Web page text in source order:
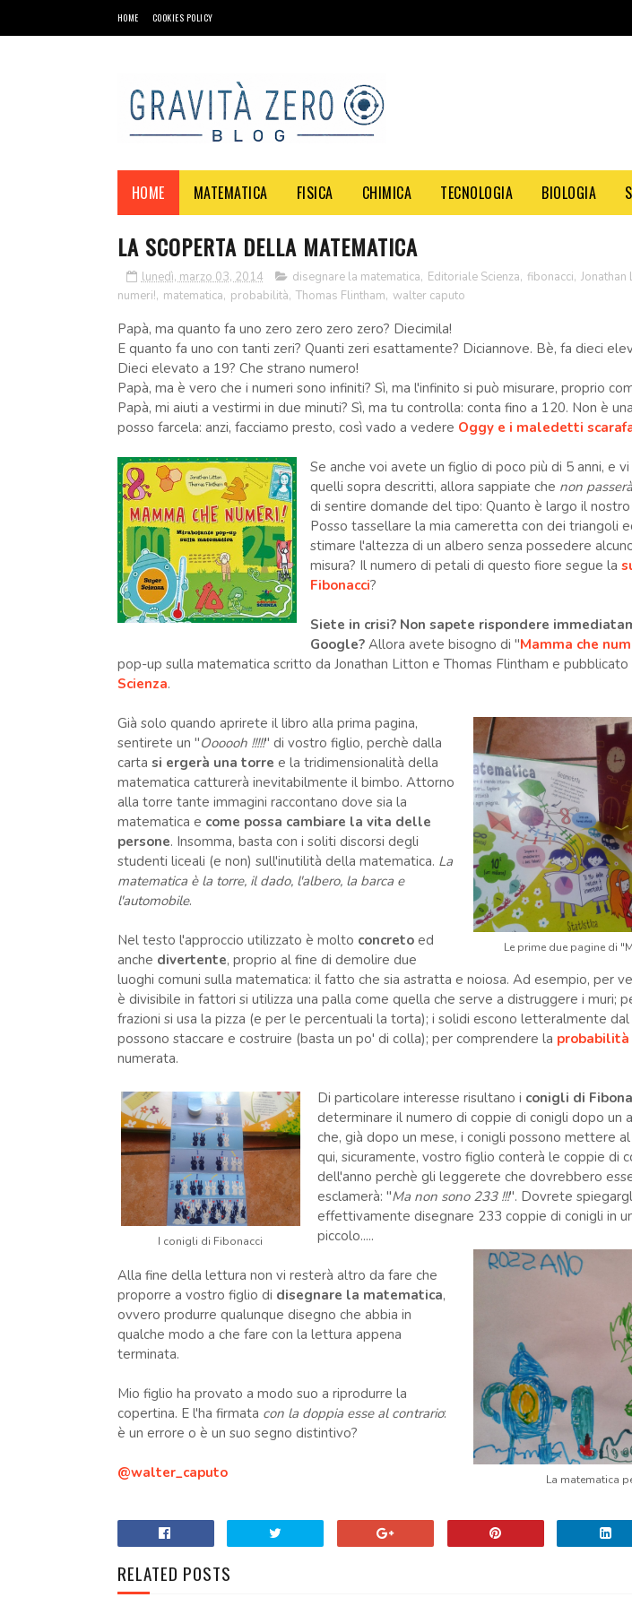
HOME COOKIES POLICY
HOME MATEMATICA FISICA CHIMICA TECNOLOGIA BIOLOGIA
LA SCOPERTA DELLA MATEMATICA
lunedì, marzo 03, 2014 disegnare la matematica, Editoriale Scienza, fibonacci, Jonathan
numeri!, matematica, probabilità, Thomas Flintham, walter caputo
Papà, ma quanto fa uno zero zero zero zero? Diecimila!
E quanto fa uno con tanti zeri? Quanti zeri esattamente? Diciannove. Bè, fa dieci
Dieci elevato a 19? Che strano numero!
Papà, ma è vero che i numeri sono infiniti? Sì, ma l'infinito si può misurare, proprio
Papà, mi aiuti a vestirmi in due minuti? Sì, ma tu controlla: conta fino a 120. Non è
posso farcela: anzi, facciamo presto, così vado a vedere Oggy e i maledetti
Se anche voi avete un figlio di poco più di 5 anni, e
quelli sopra descritti, allora sappiate che non
di sentire domande del tipo: Quanto è largo il
Posso tassellare la mia cameretta con dei triangoli
stimare l'altezza di un albero senza possedere
misura? Il numero di petali di questo fiore segue la
Fibonacci?
Siete in crisi? Non sapete rispondere
Google?Allora avete bisogno di "Mamma che
pop-up sulla matematica scritto da Jonathan Litton e Thomas Flintham e pubblicato
Scienza.
Le prime due pagine di
Già solo quando aprirete il libro alla prima pagina,
sentirete un "Oooooh !!!!!" di vostro figlio, perchè dalla
carta si ergerà una torre e la tridimensionalità della
matematica catturerà inevitabilmente il bimbo. Attorno
alla torre tante immagini raccontano dove sia la
matematica e come possa cambiare la vita delle
persone. Insomma, basta con i soliti discorsi degli
studenti liceali (e non) sull'inutilità della matematica. La
matematica è la torre, il dado, l'albero, la barca e
l'automobile.
Nel testo l'approccio utilizzato è molto concretoed
anche divertente, proprio al fine di demolire due
luoghi comuni sulla matematica: il fatto che sia astratta e noiosa. Ad esempio, per
è divisibile in fattori si utilizza una palla come quella che serve a distruggere i muri;
frazioni si usa la pizza (e per le percentuali la torta); i solidi escono letteralmente
possono staccare e costruire (basta un po' di colla); per comprendere la probabilità
numerata.
I conigli di Fibonacci
Di particolare interesse risultano i conigli di
determinare il numero di coppie di conigli dopo un
che, già dopo un mese, i conigli possono mettere
qui, sicuramente, vostro figlio conterà le coppie di
dell'anno perchè gli leggerete che dovrebbero
esclamerà: "Ma non sono 233 !!!". Dovrete
effettivamente disegnare 233 coppie di conigli in
piccolo.....
La matematica
Alla fine della lettura non vi resterà altro da fare che
proporre a vostro figlio di disegnare la matematica,
ovvero produrre qualunque disegno che abbia in
qualche modo a che fare con la lettura appena
terminata.
Mio figlio ha provato a modo suo a riprodurre la
copertina. E l'ha firmata con la doppia esse al contrario:
è un errore o è un suo segno distintivo?
@walter_caputo
RELATED POSTS